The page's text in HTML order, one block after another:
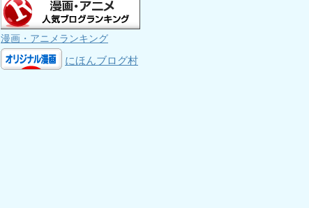
漫画・アニメランキング
にほんブログ村